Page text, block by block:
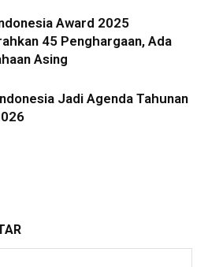
Award 2025
45 Penghargaan, Ada
Asing
Jadi Agenda Tahunan